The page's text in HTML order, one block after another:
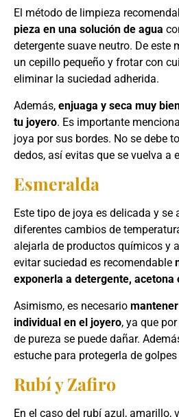
El método de limpieza
pieza en una solución de agua
detergente suave neutro. De este
un cepillo pequeño y frotar con
eliminar la suciedad adherida.
Además, enjuaga y seca muy
tu joyero. Es importante
joya por sus bordes. No se debe
dedos, así evitas que se vuelva a
Esmeralda
Este tipo de joya es delicada y se
diferentes cambios de
alejarla de productos químicos y
evitar suciedad es recomendable
exponerla a detergente, acetona
Asimismo, es necesario
individual en el joyero, ya que
de pureza se puede dañar.
estuche para protegerla de
Rubí y Zafiro
En el caso del rubí azul, amarillo,